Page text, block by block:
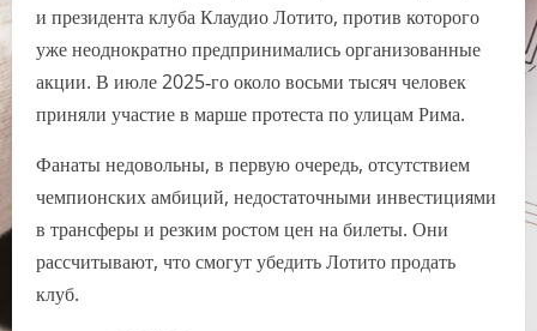
и президента клуба Клаудио Лотито, против которого
уже неоднократно предпринимались организованные
акции. В июле 2025‑го около восьми тысяч человек
приняли участие в марше протеста по улицам Рима.
Фанаты недовольны, в первую очередь, отсутствием
чемпионских амбиций, недостаточными инвестициями
в трансферы и резким ростом цен на билеты. Они
рассчитывают, что смогут убедить Лотито продать
клуб.